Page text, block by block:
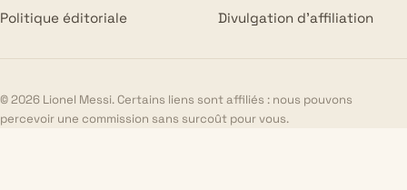
Politique éditoriale
Divulgation d’affiliation
© 2026 Lionel Messi. Certains liens sont affiliés : nous pouvons
percevoir une commission sans surcoût pour vous.